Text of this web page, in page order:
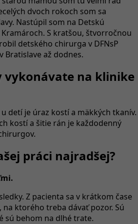
dvoch rokoch som sa
Nastúpil som na Detskú
S kratšou, štvorročnou
detského chirurga v DFNsP
Bratislave až dodnes.
vykonávate na klinike
detí je úraz kostí a mäkkých tkanív.
kostí a šitie rán je každodenný
práci najradšej?
Z pacienta sa v krátkom čase
ktorého treba dávať pozor. Sú
sú behom na dlhé trate.